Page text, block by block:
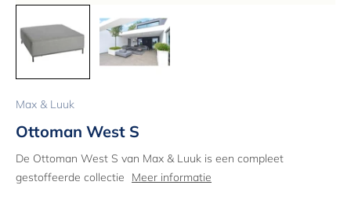
Max & Luuk
Ottoman West S
De Ottoman West S van Max & Luuk is een compleet
gestoffeerde collectie
Meer informatie